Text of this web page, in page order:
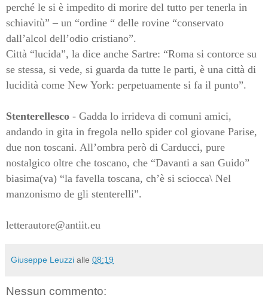
perché le si è impedito di morire del tutto per tenerla in
schiavitù” – un “ordine “ delle rovine “conservato
dall’alcol dell’odio cristiano”.
Città “lucida”, la dice anche Sartre: “Roma si contorce su
se stessa, si vede, si guarda da tutte le parti, è una città di
lucidità come New York: perpetuamente si fa il punto”.
Stenterellesco - Gadda lo irrideva di comuni amici,
andando in gita in fregola nello spider col giovane Parise,
due non toscani. All’ombra però di Carducci, pure
nostalgico oltre che toscano, che “Davanti a san Guido”
biasima(va) “la favella toscana, ch’è si sciocca\ Nel
manzonismo de gli stenterelli”.
letterautore@antiit.eu
Giuseppe Leuzzi alle 08:19
Nessun commento: